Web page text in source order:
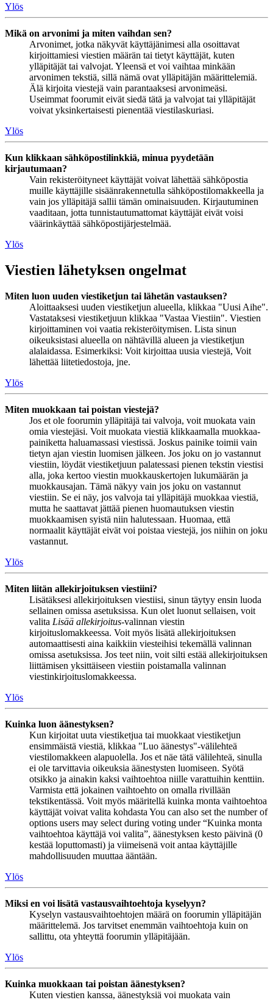
Ylös
Mikä on arvonimi ja miten vaihdan sen?
Arvonimet, jotka näkyvät käyttäjänimesi alla osoittavat
kirjoittamiesi viestien määrän tai tietyt käyttäjät, kuten
ylläpitäjät tai valvojat. Yleensä et voi vaihtaa minkään
arvonimen tekstiä, sillä nämä ovat ylläpitäjän määrittelemiä.
Älä kirjoita viestejä vain parantaaksesi arvonimeäsi.
Useimmat foorumit eivät siedä tätä ja valvojat tai ylläpitäjät
voivat yksinkertaisesti pienentää viestilaskuriasi.
Ylös
Kun klikkaan sähköpostilinkkiä, minua pyydetään
kirjautumaan?
Vain rekisteröityneet käyttäjät voivat lähettää sähköpostia
muille käyttäjille sisäänrakennetulla sähköpostilomakkeella ja
vain jos ylläpitäjä sallii tämän ominaisuuden. Kirjautuminen
vaaditaan, jotta tunnistautumattomat käyttäjät eivät voisi
väärinkäyttää sähköpostijärjestelmää.
Ylös
Viestien lähetyksen ongelmat
Miten luon uuden viestiketjun tai lähetän vastauksen?
Aloittaaksesi uuden viestiketjun alueella, klikkaa "Uusi Aihe".
Vastataksesi viestiketjuun klikkaa "Vastaa Viestiin". Viestien
kirjoittaminen voi vaatia rekisteröitymisen. Lista sinun
oikeuksistasi alueella on nähtävillä alueen ja viestiketjun
alalaidassa. Esimerkiksi: Voit kirjoittaa uusia viestejä, Voit
lähettää liitetiedostoja, jne.
Ylös
Miten muokkaan tai poistan viestejä?
Jos et ole foorumin ylläpitäjä tai valvoja, voit muokata vain
omia viestejäsi. Voit muokata viestiä klikkaamalla muokkaa-
painiketta haluamassasi viestissä. Joskus painike toimii vain
tietyn ajan viestin luomisen jälkeen. Jos joku on jo vastannut
viestiin, löydät viestiketjuun palatessasi pienen tekstin viestisi
alla, joka kertoo viestin muokkauskertojen lukumäärän ja
muokkausajan. Tämä näkyy vain jos joku on vastannut
viestiin. Se ei näy, jos valvoja tai ylläpitäjä muokkaa viestiä,
mutta he saattavat jättää pienen huomautuksen viestin
muokkaamisen syistä niin halutessaan. Huomaa, että
normaalit käyttäjät eivät voi poistaa viestejä, jos niihin on joku
vastannut.
Ylös
Miten liitän allekirjoituksen viestiini?
Lisätäksesi allekirjoituksen viestiisi, sinun täytyy ensin luoda
sellainen omissa asetuksissa. Kun olet luonut sellaisen, voit
valita Lisää allekirjoitus-valinnan viestin
kirjoituslomakkeessa. Voit myös lisätä allekirjoituksen
automaattisesti aina kaikkiin viesteihisi tekemällä valinnan
omissa asetuksissa. Jos teet niin, voit silti estää allekirjoituksen
liittämisen yksittäiseen viestiin poistamalla valinnan
viestinkirjoituslomakkeessa.
Ylös
Kuinka luon äänestyksen?
Kun kirjoitat uuta viestiketjua tai muokkaat viestiketjun
ensimmäistä viestiä, klikkaa "Luo äänestys"-välilehteä
viestilomakkeen alapuolella. Jos et näe tätä välilehteä, sinulla
ei ole tarvittavia oikeuksia äänestysten luomiseen. Syötä
otsikko ja ainakin kaksi vaihtoehtoa niille varattuihin kenttiin.
Varmista että jokainen vaihtoehto on omalla rivillään
tekstikentässä. Voit myös määritellä kuinka monta vaihtoehtoa
käyttäjät voivat valita kohdasta You can also set the number of
options users may select during voting under “Kuinka monta
vaihtoehtoa käyttäjä voi valita”, äänestyksen kesto päivinä (0
kestää loputtomasti) ja viimeisenä voit antaa käyttäjille
mahdollisuuden muuttaa ääntään.
Ylös
Miksi en voi lisätä vastausvaihtoehtoja kyselyyn?
Kyselyn vastausvaihtoehtojen määrä on foorumin ylläpitäjän
määrittelemä. Jos tarvitset enemmän vaihtoehtoja kuin on
sallittu, ota yhteyttä foorumin ylläpitäjään.
Ylös
Kuinka muokkaan tai poistan äänestyksen?
Kuten viestien kanssa, äänestyksiä voi muokata vain